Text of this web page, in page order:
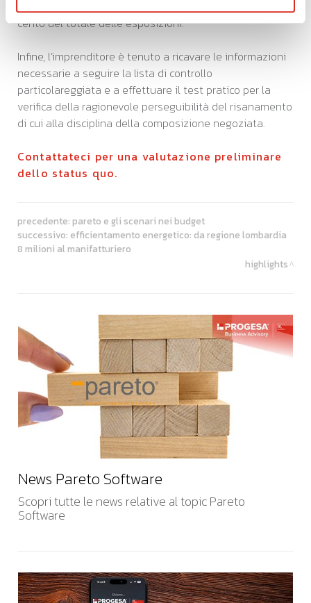
cento del totale delle esposizioni.
Infine, l’imprenditore è tenuto a ricavare le informazioni
necessarie a seguire la lista di controllo
particolareggiata e a effettuare il test pratico per la
verifica della ragionevole perseguibilità del risanamento
di cui alla disciplina della composizione negoziata.
Contattateci per una valutazione preliminare
dello status quo.
precedente: pareto e gli scenari nei budget
successivo: efficientamento energetico: da regione lombardia
8 milioni al manifatturiero
highlights
News Pareto Software
Scopri tutte le news relative al topic Pareto
Software